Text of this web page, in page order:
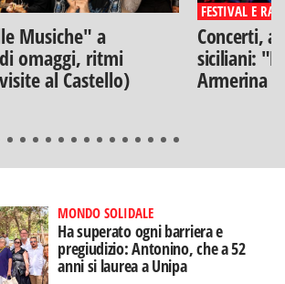
Musiche" a
omaggi, ritmi
al Castello)
FESTIVAL E
Concerti,
siciliani:
Armerina
MONDO SOLIDALE
Ha superato ogni barriera e
pregiudizio: Antonino, che a 52
anni si laurea a Unipa